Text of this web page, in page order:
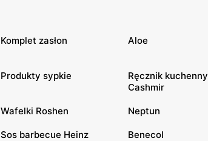
Komplet zasłon Aloe
Produkty sypkie
Ręcznik kuchenny
Cashmir
Wafelki Roshen Neptun
Sos barbecue Heinz Benecol